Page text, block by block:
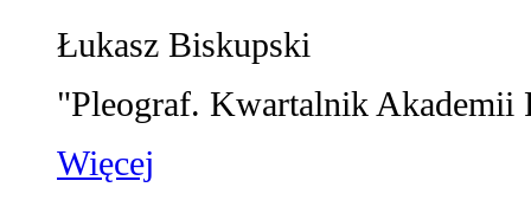
Łukasz Biskupski
"Pleograf. Kwartalnik Akademii
Więcej